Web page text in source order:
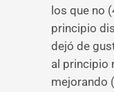
los que no
principio
dejó de
al principio
mejorando